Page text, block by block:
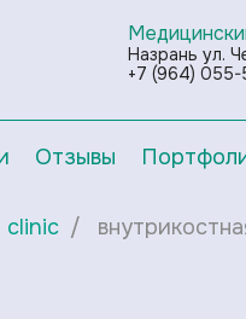
Назрань ул.
+7 (964)
Отзывы
clinic